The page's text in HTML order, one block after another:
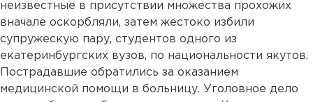
неизвестные в присутствии множества прохожих
вначале оскорбляли, затем жестоко избили
супружескую пару, студентов одного из
екатеринбургских вузов, по национальности якутов.
Пострадавшие обратились за оказанием
медицинской помощи в больницу. Уголовное дело